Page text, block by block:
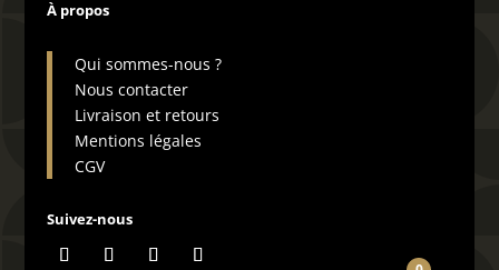
À propos
Qui sommes-nous ?
Nous contacter
Livraison et retours
Mentions légales
CGV
Suivez-nous